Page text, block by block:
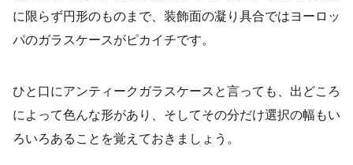
に限らず円形のものまで、装飾面の凝り具合ではヨーロッ
パのガラスケースがピカイチです。
ひと口にアンティークガラスケースと言っても、出どころ
によって色んな形があり、そしてその分だけ選択の幅もい
ろいろあることを覚えておきましょう。